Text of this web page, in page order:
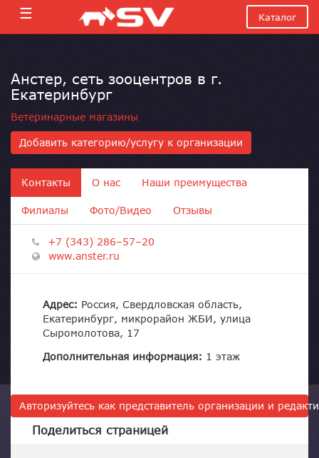
☰ Каталог
Анстер, сеть зооцентров в г.
Екатеринбург
Ветеринарные магазины
Добавить категорию/услугу к организации
Контакты О нас Наши преимущества
Филиалы Фото/Видео Отзывы
+7 (343) 286–57–20
www.anster.ru
Адрес: Россия, Свердловская область,
Екатеринбург, микрорайон ЖБИ, улица
Сыромолотова, 17
Дополнительная информация: 1 этаж
Авторизуйтесь как представитель организации и
Поделиться страницей